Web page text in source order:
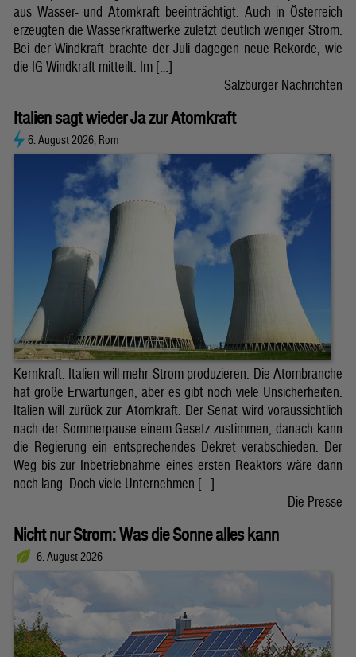
aus Wasser- und Atomkraft beeinträchtigt. Auch in Österreich
erzeugten die Wasserkraftwerke zuletzt deutlich weniger Strom.
Bei der Windkraft brachte der Juli dagegen neue Rekorde, wie
die IG Windkraft mitteilt. Im […]
Salzburger Nachrichten
Italien sagt wieder Ja zur Atomkraft
6. August 2026, Rom
Kernkraft. Italien will mehr Strom produzieren. Die Atombranche
hat große Erwartungen, aber es gibt noch viele Unsicherheiten.
Italien will zurück zur Atomkraft. Der Senat wird voraussichtlich
nach der Sommerpause einem Gesetz zustimmen, danach kann
die Regierung ein entsprechendes Dekret verabschieden. Der
Weg bis zur Inbetriebnahme eines ersten Reaktors wäre dann
noch lang. Doch viele Unternehmen […]
Die Presse
Nicht nur Strom: Was die Sonne alles kann
6. August 2026